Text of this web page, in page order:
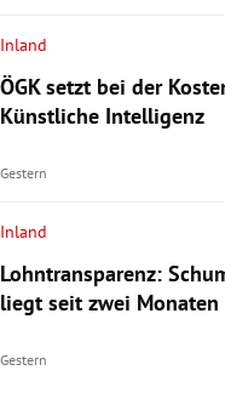
Inland
ÖGK setzt bei der
Künstliche Intelligenz
Gestern
Inland
Lohntransparenz:
liegt seit zwei Monaten
Gestern